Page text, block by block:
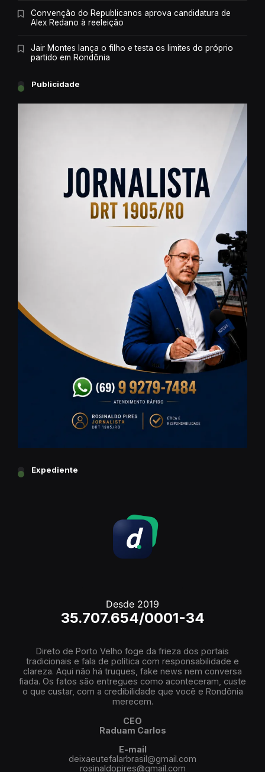
Convenção do Republicanos aprova candidatura de
Alex Redano à reeleição
Jair Montes lança o filho e testa os limites do próprio
partido em Rondônia
Publicidade
Expediente
Desde 2019
35.707.654/0001-34
Direto de Porto Velho foge da frieza dos portais
tradicionais e fala de política com responsabilidade e
clareza. Aqui não há truques, fake news nem conversa
fiada. Os fatos são entregues como aconteceram, custe
o que custar, com a credibilidade que você e Rondônia
merecem.
CEO
Raduam Carlos
E-mail
deixaeutefalarbrasil@gmail.com
rosinaldopires@gmail.com